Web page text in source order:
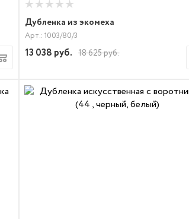
Дубленка из экомеха
Арт.: 1003/80/3
13 038 руб. 18 625руб.